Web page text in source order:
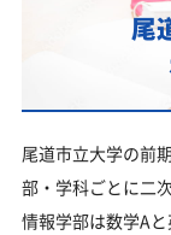
尾
尾道市立大学の前
部・学科ごとに二
情報学部は数学A